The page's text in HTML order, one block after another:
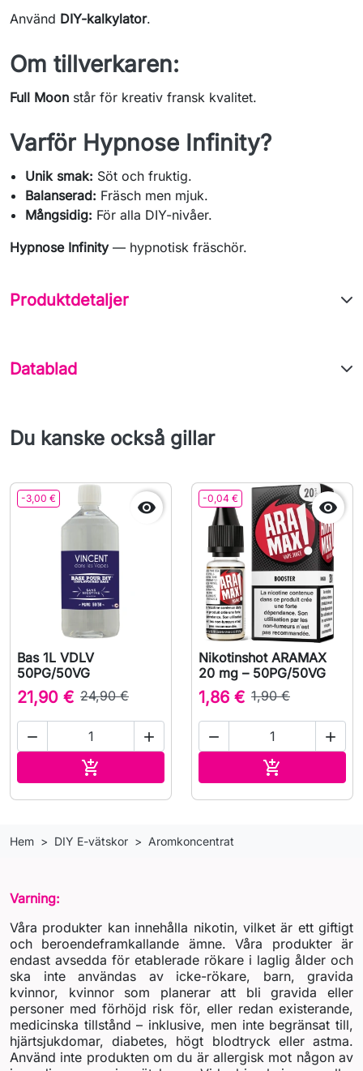
Använd DIY-kalkylator.
Om tillverkaren:
Full Moon står för kreativ fransk kvalitet.
Varför Hypnose Infinity?
Unik smak: Söt och fruktig.
Balanserad: Fräsch men mjuk.
Mångsidig: För alla DIY-nivåer.
Hypnose Infinity— hypnotisk fräschör.
Produktdetaljer
Datablad
Du kanske också gillar
-3,00 € 
Bas 1L VDLV
50PG/50VG
21,90 € 24,90 €
 

-0,04 € 
Nikotinshot ARAMAX
20 mg – 50PG/50VG
1,86 € 1,90 €
 

Hem DIY E-vätskor Aromkoncentrat
Varning:
Våra produkter kan innehålla nikotin, vilket är ett giftigt
och beroendeframkallande ämne. Våra produkter är
endast avsedda för etablerade rökare i laglig ålder och
ska inte användas av icke-rökare, barn, gravida
kvinnor, kvinnor som planerar att bli gravida eller
personer med förhöjd risk för, eller redan existerande,
medicinska tillstånd – inklusive, men inte begränsat till,
hjärtsjukdomar, diabetes, högt blodtryck eller astma.
Använd inte produkten om du är allergisk mot någon av